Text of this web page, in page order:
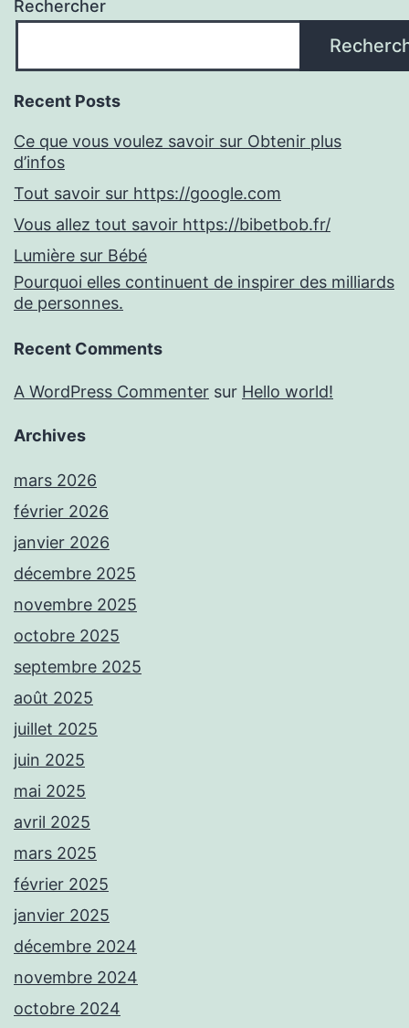
Rechercher
Recent Posts
Ce que vous voulez savoir sur Obtenir plus
d’infos
Tout savoir sur https://google.com
Vous allez tout savoir https://bibetbob.fr/
Lumière sur Bébé
Pourquoi elles continuent de inspirer des milliards
de personnes.
Recent Comments
A WordPress Commenter sur Hello world!
Archives
mars 2026
février 2026
janvier 2026
décembre 2025
novembre 2025
octobre 2025
septembre 2025
août 2025
juillet 2025
juin 2025
mai 2025
avril 2025
mars 2025
février 2025
janvier 2025
décembre 2024
novembre 2024
octobre 2024